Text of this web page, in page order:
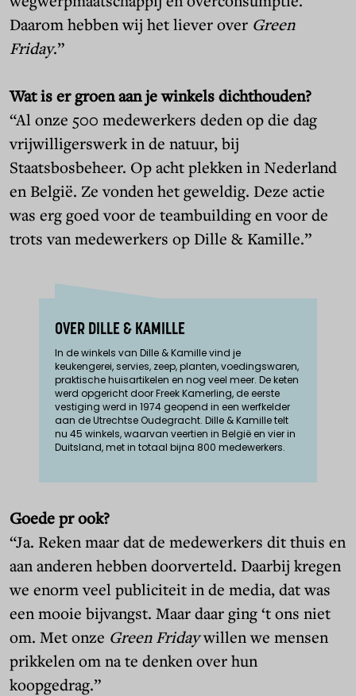
Daarom hebben wij het liever over Green
Friday.”
Wat is er groen aan je winkels dichthouden?
“Al onze 500 medewerkers deden op die dag
vrijwilligerswerk in de natuur, bij
Staatsbosbeheer. Op acht plekken in Nederland
en België. Ze vonden het geweldig. Deze actie
was erg goed voor de teambuilding en voor de
trots van medewerkers op Dille & Kamille.”
OVER DILLE & KAMILLE
In de winkels van Dille & Kamille vind je
keukengerei, servies, zeep, planten, voedingswaren,
praktische huisartikelen en nog veel meer. De keten
werd opgericht door Freek Kamerling, de eerste
vestiging werd in 1974 geopend in een werfkelder
aan de Utrechtse Oudegracht. Dille & Kamille telt
nu 45 winkels, waarvan veertien in België en vier in
Duitsland, met in totaal bijna 800 medewerkers.
Goede pr ook?
“Ja. Reken maar dat de medewerkers dit thuis en
aan anderen hebben doorverteld. Daarbij kregen
we enorm veel publiciteit in de media, dat was
een mooie bijvangst. Maar daar ging ‘t ons niet
om. Met onze Green Fridaywillen we mensen
prikkelen om na te denken over hun
koopgedrag.”